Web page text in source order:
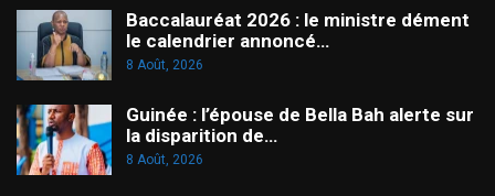
Baccalauréat 2026 : le ministre dément
le calendrier annoncé…
8 Août, 2026
Guinée : l’épouse de Bella Bah alerte sur
la disparition de…
8 Août, 2026